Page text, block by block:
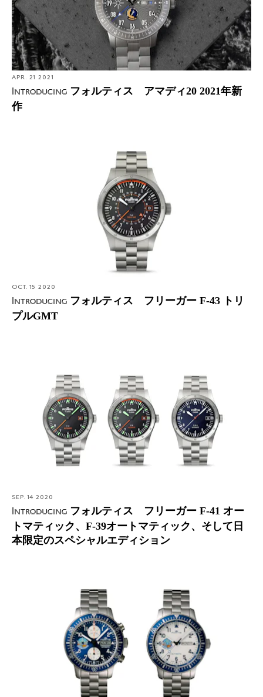
APR. 21 2021
Introducing フォルティス アマディ20 2021年新
作
OCT. 15 2020
Introducing フォルティス フリーガー F-43 トリ
プルGMT
SEP. 14 2020
Introducing フォルティス フリーガー F-41 オー
トマティック、F-39オートマティック、そして日
本限定のスペシャルエディション